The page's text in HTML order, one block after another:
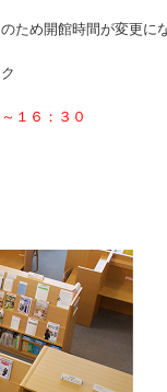
ため開館時間が変更に
１６：３０